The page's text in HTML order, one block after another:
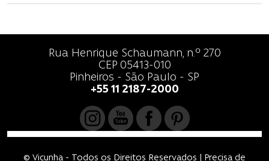
Rua Henrique Schaumann, n.º 270
CEP 05413-010
Pinheiros - São Paulo - SP
+55 11 2187-2000
© Vicunha - Todos os Direitos Reservados | Precisa de